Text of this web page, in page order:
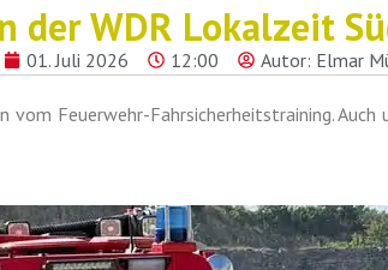
der WDR Lokalzeit
01. Juli 2026 12:00 Autor: Elmar
Feuerwehr-Fahrsicherheitstraining.